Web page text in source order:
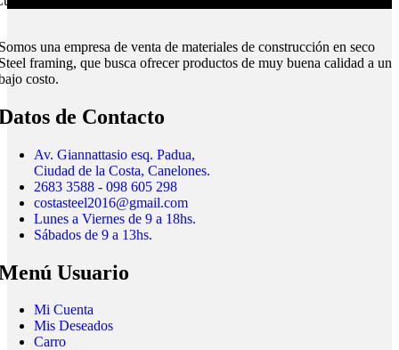
una empresa de venta de materiales de construcción en seco
framing, que busca ofrecer productos de muy buena calidad a un
costo.
de Contacto
Av. Giannattasio esq. Padua,
Ciudad de la Costa, Canelones.
2683 3588 - 098 605 298
costasteel2016@gmail.com
Lunes a Viernes de 9 a 18hs.
Sábados de 9 a 13hs.
Usuario
Mi Cuenta
Mis Deseados
Carro